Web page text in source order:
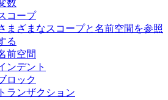
数
コープ
まざまなスコープと名前空間を参照
る
前空間
ンデント
ロック
トランザクション